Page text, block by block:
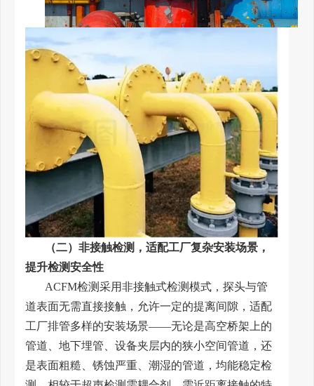
（二）非接触检测，适配工厂复杂安装场景，
提升检测安全性
ACFM检测采用非接触式检测模式，探头与管
道表面无需直接接触，允许一定的提离间隙，适配
工厂排管多样的安装场景——无论是高空桥架上的
管道、地下埋管、设备夹层内的狭小空间管道，还
是表面粗糙、锈蚀严重、潮湿的管道，均能稳定检